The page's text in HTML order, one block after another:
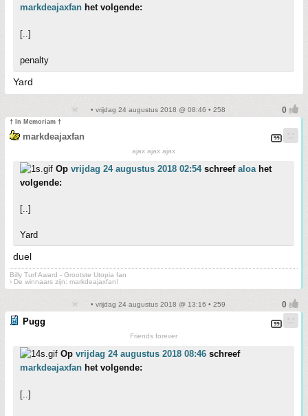
markdeajaxfan het volgende:
[..]
penalty
Yard
• vrijdag 24 augustus 2018 @ 08:46 • 258
† In Memoriam †
markdeajaxfan
ajax ajax ajax
Op vrijdag 24 augustus 2018 02:54schreef aloahet
volgende:
[..]
Yard
duel
Billy Turf Award - Grootste Utopia fan
› De winnaars zijn: markdeajaxfan!
• vrijdag 24 augustus 2018 @ 13:16 • 259
Pugg
Friends forever
Op vrijdag 24 augustus 2018 08:46 schreef
markdeajaxfan het volgende:
[..]